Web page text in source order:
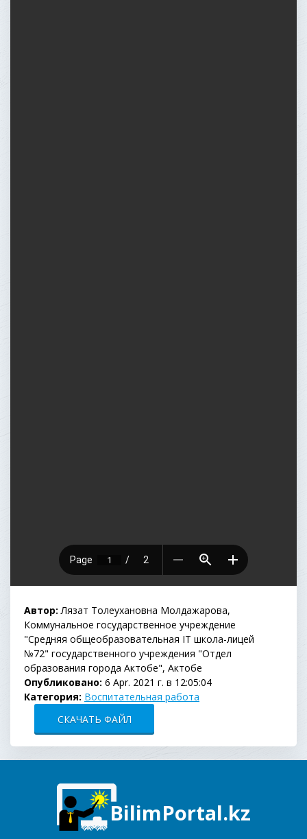
Автор: Лязат Толеухановна Молдажарова,
Коммунальное государственное учреждение
"Средняя общеобразовательная ІТ школа-лицей
№72" государственного учреждения "Отдел
образования города Актобе", Актобе
Опубликовано: 6 Apr. 2021 г. в 12:05:04
Категория: Воспитательная работа
СКАЧАТЬ ФАЙЛ
BilimPortal.kz